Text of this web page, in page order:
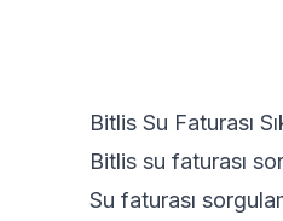
Bitlis Su Faturası
Bitlis su faturası
Su faturası